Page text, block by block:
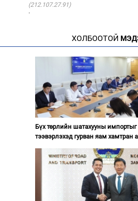
(212.107.27.91)
·
ХОЛБООТОЙ
Бүх төрлийн шатахууны импортыг
тээвэрлэхэд гурван яам хамтран